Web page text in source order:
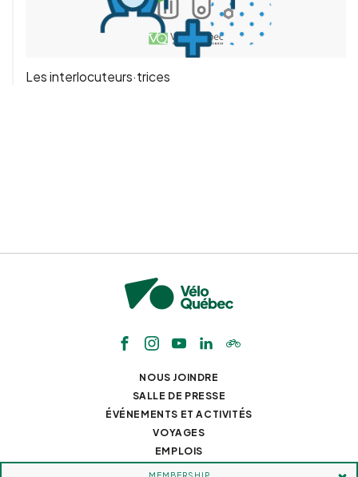
Les interlocuteurs·trices
NOUS JOINDRE
SALLE DE PRESSE
ÉVÉNEMENTS ET ACTIVITÉS
VOYAGES
EMPLOIS